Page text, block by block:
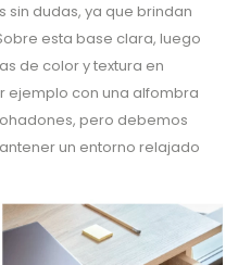
sin dudas, ya que brindan
esta base clara, luego
de color y textura en
ejemplo con una alfombra
pero debemos
un entorno relajado